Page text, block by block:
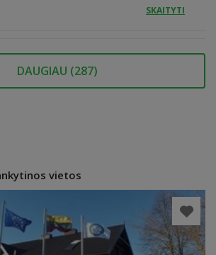
SKAITYTI
DAUGIAU (287)
vietos